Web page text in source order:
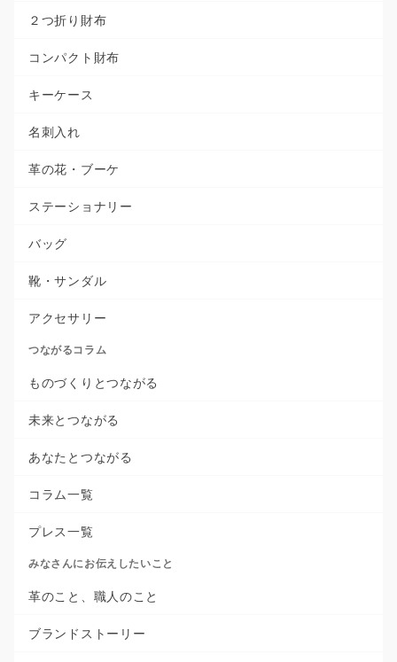
２つ折り財布
コンパクト財布
キーケース
名刺入れ
革の花・ブーケ
ステーショナリー
バッグ
靴・サンダル
アクセサリー
つながるコラム
ものづくりとつながる
未来とつながる
あなたとつながる
コラム一覧
プレス一覧
みなさんにお伝えしたいこと
革のこと、職人のこと
ブランドストーリー